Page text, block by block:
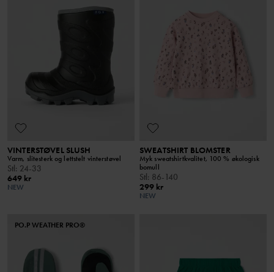
VINTERSTØVEL SLUSH
Varm, slitesterk og lettstelt vinterstøvel
Stl: 24-33
649 kr
NEW
SWEATSHIRT BLOMSTER
Myk sweatshirtkvalitet, 100 % økologisk
bomull
Stl: 86-140
299 kr
NEW
PO.P WEATHER PRO®